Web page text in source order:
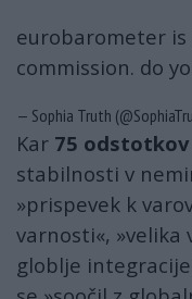
eurobarometer is
commission. do
— Sophia Truth
Kar 75 odstotkov
stabilnosti v
»prispevek k
varnosti«, »velika
globlje